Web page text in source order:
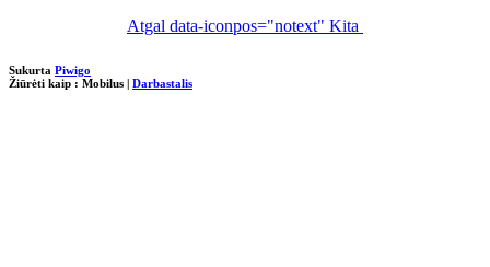
Atgal data-iconpos="notext" Kita
Sukurta Piwigo
Žiūrėti kaip : Mobilus | Darbastalis